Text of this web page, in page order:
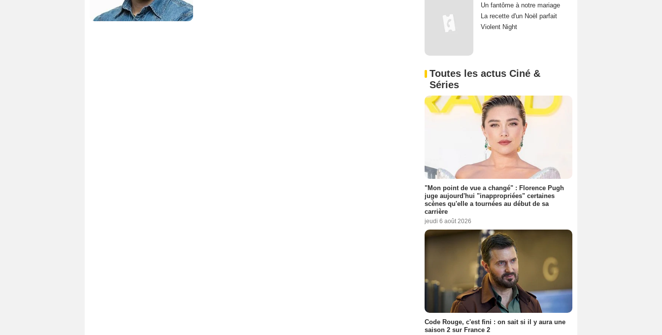
Un fantôme à notre mariage
La recette d'un Noël parfait
Violent Night
Toutes les actus Ciné &
Séries
"Mon point de vue a changé" : Florence Pugh
juge aujourd'hui "inappropriées" certaines
scènes qu'elle a tournées au début de sa
carrière
jeudi 6 août 2026
Code Rouge, c'est fini : on sait si il y aura une
saison 2 sur France 2